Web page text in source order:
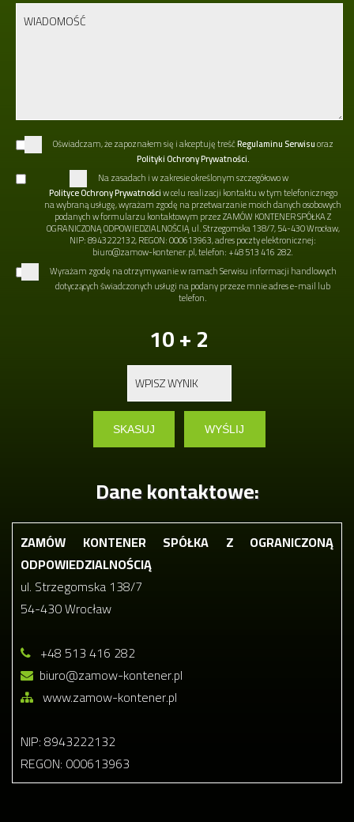
Oświadczam, że zapoznałem się i akceptuję treśćRegulaminu Serwisuoraz
Polityki Ochrony Prywatności.
Na zasadach i w zakresie określonym szczegółowo w
Polityce Ochrony Prywatnościw celu realizacji kontaktu w tym telefonicznego
na wybraną usługę, wyrażam zgodę na przetwarzanie moich danych osobowych
podanych w formularzu kontaktowym przez ZAMÓW KONTENER SPÓŁKA Z
OGRANICZONĄ ODPOWIEDZIALNOŚCIĄ ul. Strzegomska 138/7, 54-430 Wrocław,
NIP: 8943222132, REGON: 000613963, adres poczty elektronicznej:
biuro@zamow-kontener.pl, telefon: +48 513 416 282.
Wyrażam zgodę na otrzymywanie w ramach Serwisu informacji handlowych
dotyczących świadczonych usługi na podany przeze mnie adres e-mail lub
telefon.
10 + 2
Dane kontaktowe:
ZAMÓW KONTENER SPÓŁKA Z OGRANICZONĄ
ODPOWIEDZIALNOŚCIĄ
ul. Strzegomska 138/7
54-430 Wrocław
+48 513 416 282
biuro@zamow-kontener.pl
www.zamow-kontener.pl
NIP: 8943222132
REGON: 000613963